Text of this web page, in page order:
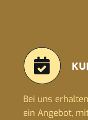
Bei uns
ein Angebot,